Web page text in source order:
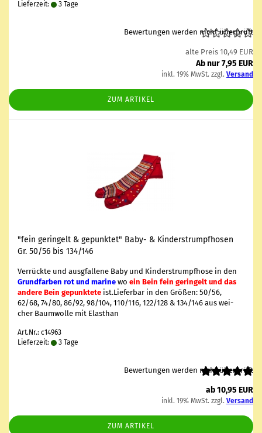
Lieferzeit:
3 Tage
Bewertungen werden nicht überprüft
alte Preis 10,49 EUR
Ab nur 7,95 EUR
inkl. 19% MwSt. zzgl. Versand
ZUM ARTIKEL
"fein ge­rin­gelt & ge­punk­tet" Baby- & Kin­der­strumpf­ho­sen
Gr. 50/56 bis 134/146
Ver­rück­te und aus­g­fal­le­ne Baby und Kin­der­strumpf­ho­se in den
Grund­far­ben rot und ma­ri­ne wo ein Bein fein ge­rin­gelt und das
an­de­re Bein ge­punk­te­te ist.Lie­fer­bar in den Grö­ßen: 50/56,
62/68, 74/80, 86/92, 98/104, 110/116, 122/128 & 134/146 aus wei­
cher Baum­wol­le mit Elasthan
Art.Nr.: c14963
Lieferzeit:
3 Tage
Bewertungen werden nicht überprüft
ab 10,95 EUR
inkl. 19% MwSt. zzgl. Versand
ZUM ARTIKEL